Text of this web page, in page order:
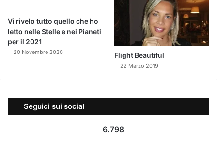
Vi rivelo tutto quello che ho
letto nelle Stelle e nei Pianeti
per il 2021
20 Novembre 2020 Flight Beautiful
22 Marzo 2019
Seguici sui social
6.798